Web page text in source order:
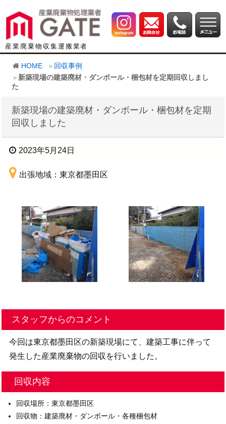
産業廃棄物収集運搬業者
HOME
回収事例
新築現場の建築廃材・ダンボール・梱包材を定期回収しまし
た
新築現場の建築廃材・ダンボール・梱包材を定期
回収しました
2023年5月24日
出張地域：東京都墨田区
スタッフからのコメント
今回は東京都墨田区の新築現場にて、建築工事に伴って
発生した産業廃棄物の回収を行いました。
回収内容
回収場所：東京都墨田区
回収物：建築廃材・ダンボール・各種梱包材